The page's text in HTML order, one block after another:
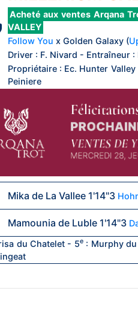
Acheté aux ventes Arqana
VALLEY
Follow You x Golden Galaxy (
Driver : F. Nivard - Entraîneur :
Propriétaire : Ec. Hunter
Peiniere
Mika de La Vallee 1'14"3
Mamounia de Luble 1'14"3
du Chatelet - 5e: Murphy du